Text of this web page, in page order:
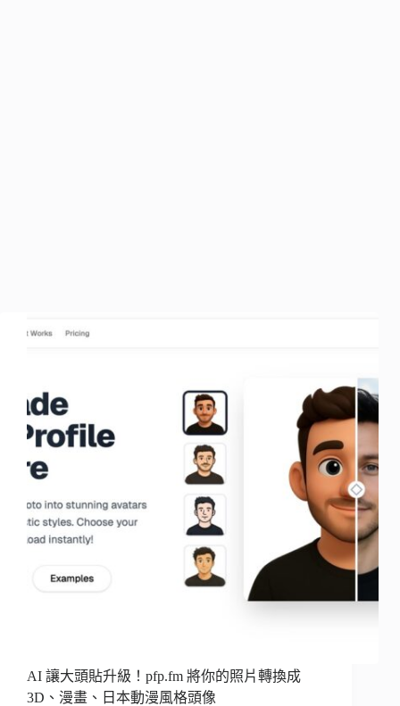
AI 讓大頭貼升級！pfp.fm 將你的照片轉換成
3D、漫畫、日本動漫風格頭像